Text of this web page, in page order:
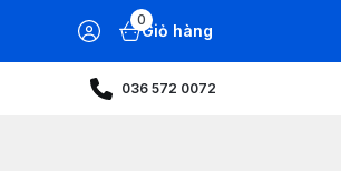
0
Giỏ hàng
036 572 0072